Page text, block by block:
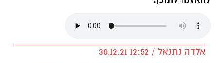
אלדה נתנאל / 12:52 30.12.21